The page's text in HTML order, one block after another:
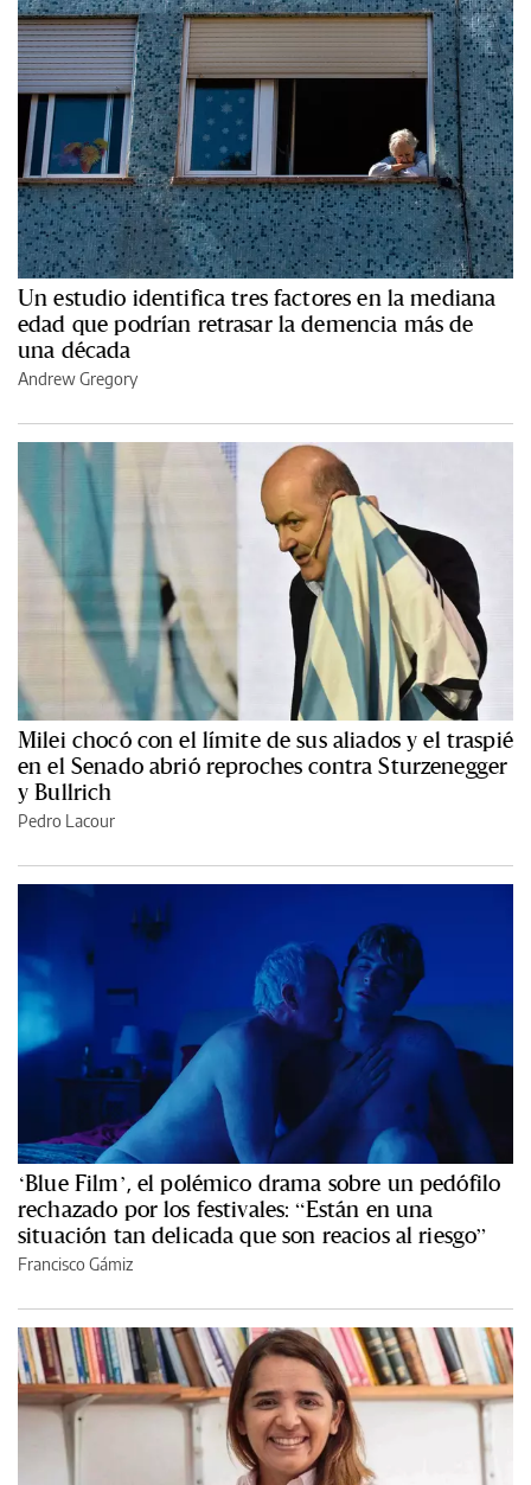
Un estudio identifica tres factores en la mediana
edad que podrían retrasar la demencia más de
una década
Andrew Gregory
Milei chocó con el límite de sus aliados y el traspié
en el Senado abrió reproches contra Sturzenegger
y Bullrich
Pedro Lacour
‘Blue Film’, el polémico drama sobre un pedófilo
rechazado por los festivales: “Están en una
situación tan delicada que son reacios al riesgo”
Francisco Gámiz